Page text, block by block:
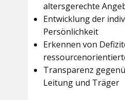
altersgerechte
Entwicklung der
Persönlichkeit
Erkennen von
Transparenz
Leitung und Träger